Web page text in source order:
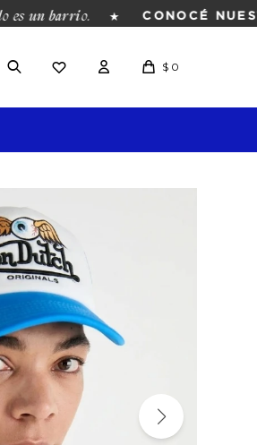
un barrio. ★ CONOCÉ
$ 0